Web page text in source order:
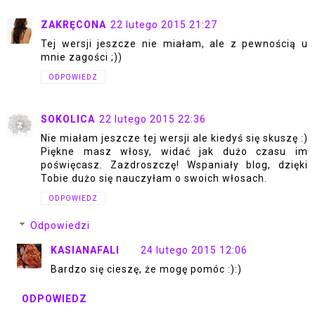
ZAKRĘCONA 22 lutego 2015 21:27
Tej wersji jeszcze nie miałam, ale z pewnością u
mnie zagości ;))
ODPOWIEDZ
SOKOLICA 22 lutego 2015 22:36
Nie miałam jeszcze tej wersji ale kiedyś się skuszę :)
Piękne masz włosy, widać jak dużo czasu im
poświęcasz. Zazdroszczę! Wspaniały blog, dzięki
Tobie dużo się nauczyłam o swoich włosach.
ODPOWIEDZ
Odpowiedzi
KASIANAFALI
24 lutego 2015 12:06
Bardzo się cieszę, że mogę pomóc :):)
ODPOWIEDZ